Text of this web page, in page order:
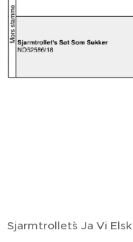
Sjarmtrollet`s Ja Vi